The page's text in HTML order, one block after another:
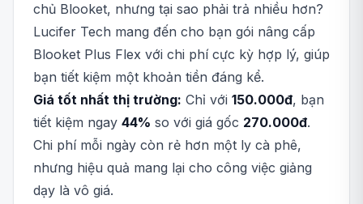
chủ Blooket, nhưng tại sao phải trả nhiều hơn?
Lucifer Tech mang đến cho bạn gói nâng cấp
Blooket Plus Flex với chi phí cực kỳ hợp lý, giúp
bạn tiết kiệm một khoản tiền đáng kể.
Giá tốt nhất thị trường: Chỉ với 150.000đ, bạn
tiết kiệm ngay 44% so với giá gốc 270.000đ.
Chi phí mỗi ngày còn rẻ hơn một ly cà phê,
nhưng hiệu quả mang lại cho công việc giảng
dạy là vô giá.